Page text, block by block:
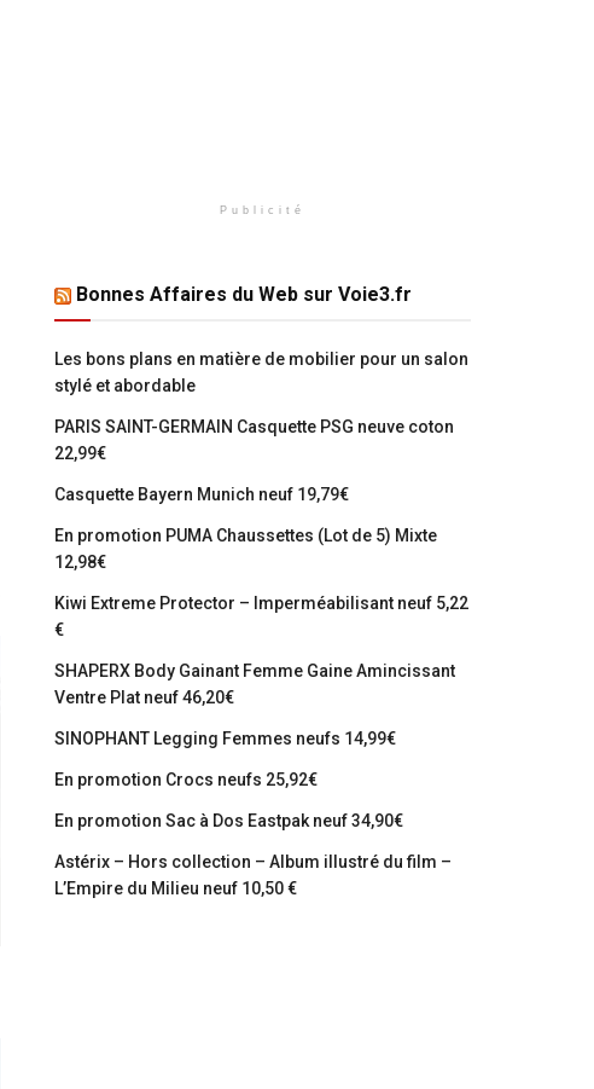
Publicité
Bonnes Affaires du Web sur Voie3.fr
Les bons plans en matière de mobilier pour un salon
stylé et abordable
PARIS SAINT-GERMAIN Casquette PSG neuve coton
22,99€
Casquette Bayern Munich neuf 19,79€
En promotion PUMA Chaussettes (Lot de 5) Mixte
12,98€
Kiwi Extreme Protector – Imperméabilisant neuf 5,22
€
SHAPERX Body Gainant Femme Gaine Amincissant
Ventre Plat neuf 46,20€
SINOPHANT Legging Femmes neufs 14,99€
En promotion Crocs neufs 25,92€
En promotion Sac à Dos Eastpak neuf 34,90€
Astérix – Hors collection – Album illustré du film –
L’Empire du Milieu neuf 10,50 €